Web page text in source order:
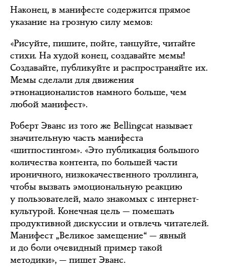
Наконец, в манифесте содержится прямое
указание на грозную силу мемов:
«Рисуйте, пишите, пойте, танцуйте, читайте
стихи. На худой конец, создавайте мемы!
Создавайте, публикуйте и распространяйте их.
Мемы сделали для движения
этнонационалистов намного больше, чем
любой манифест».
Роберт Эванс из того же Bellingcat называет
значительную часть манифеста
«шитпостингом». «Это публикация большого
количества контента, по большей части
ироничного, низкокачественного троллинга,
чтобы вызвать эмоциональную реакцию
у пользователей, мало знакомых с интернет-
культурой. Конечная цель — помешать
продуктивной дискуссии и отвлечь читателей.
Манифест „Великое замещение“ — явный
и до боли очевидный пример такой
методики», — пишет Эванс.